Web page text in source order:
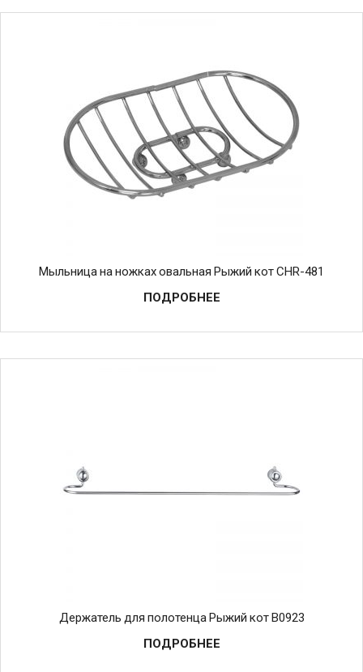
Мыльница на ножках овальная Рыжий кот CHR-481
ПОДРОБНЕЕ
Держатель для полотенца Рыжий кот B0923
ПОДРОБНЕЕ